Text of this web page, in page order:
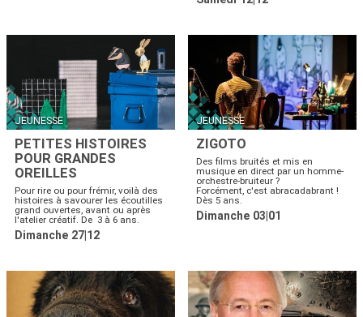
JEUNESSE
PETITES HISTOIRES
POUR GRANDES
OREILLES
Pour rire ou pour frémir, voilà des
histoires à savourer les écoutilles
grand ouvertes, avant ou après
l'atelier créatif. De 3 à 6 ans.
Dimanche 27|12
JEUNESSE
ZIGOTO
Des films bruités et mis en
musique en direct par un homme-
orchestre-bruiteur ?
Forcément, c'est abracadabrant !
Dès 5 ans.
Dimanche 03|01